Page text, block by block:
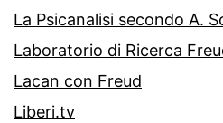
La Psicanalisi secondo A.
Laboratorio di Ricerca
Lacan con Freud
Liberi.tv